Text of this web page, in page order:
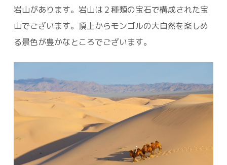
岩山があります。岩山は２種類の宝石で構成された宝
山でございます。頂上からモンゴルの大自然を楽しめ
る景色が豊かなところでございます。